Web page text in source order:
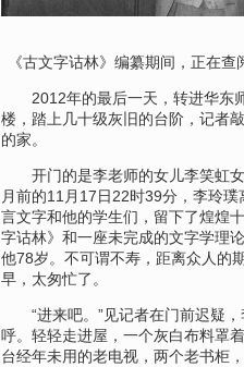
《古文字诂林》编纂期间，正在
2012年的最后一天，转进华东
楼，踏上几十级灰旧的台阶，记者
的家。
开门的是李老师的女儿李笑虹女
月前的11月17日22时39分，李玲
言文字和他的学生们，留下了煌煌
字诂林》和一座未完成的文字学理
他78岁。不可谓不寿，距离众人的
早，太匆忙了。
“进来吧。”见记者在门前迟疑，
呼。轻轻走进屋，一个灰白布料罩
台经年未用的老电视，两个老书柜